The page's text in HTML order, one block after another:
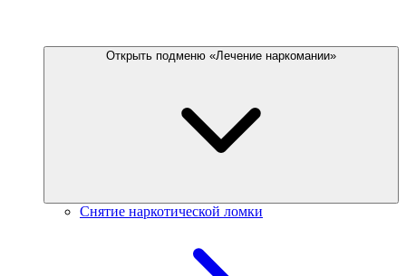
Открыть подменю «Лечение наркомании»
Снятие наркотической ломки